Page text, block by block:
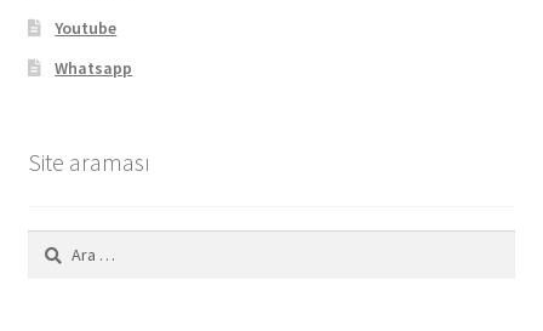
Youtube
Whatsapp
Site araması
Arama: